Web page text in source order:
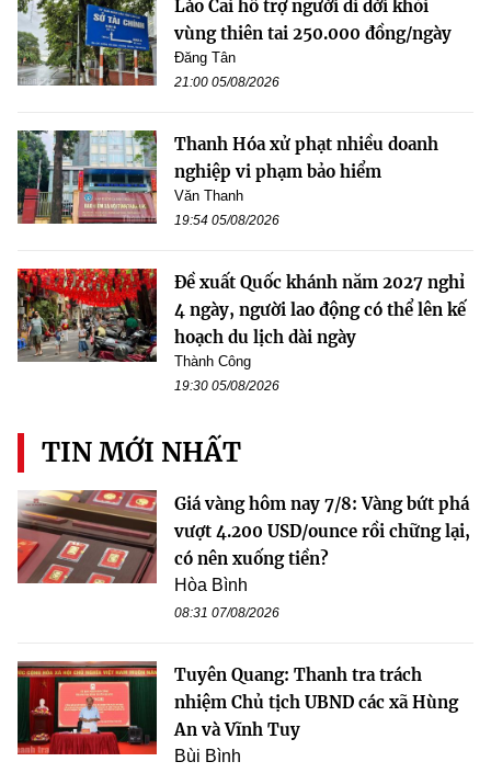
Lào Cai hỗ trợ người di dời khỏi
vùng thiên tai 250.000 đồng/ngày
Đăng Tân
21:00 05/08/2026
Thanh Hóa xử phạt nhiều doanh
nghiệp vi phạm bảo hiểm
Văn Thanh
19:54 05/08/2026
Đề xuất Quốc khánh năm 2027 nghỉ
4 ngày, người lao động có thể lên kế
hoạch du lịch dài ngày
Thành Công
19:30 05/08/2026
TIN MỚI NHẤT
Giá vàng hôm nay 7/8: Vàng bứt phá
vượt 4.200 USD/ounce rồi chững lại,
có nên xuống tiền?
Hòa Bình
08:31 07/08/2026
Tuyên Quang: Thanh tra trách
nhiệm Chủ tịch UBND các xã Hùng
An và Vĩnh Tuy
Bùi Bình